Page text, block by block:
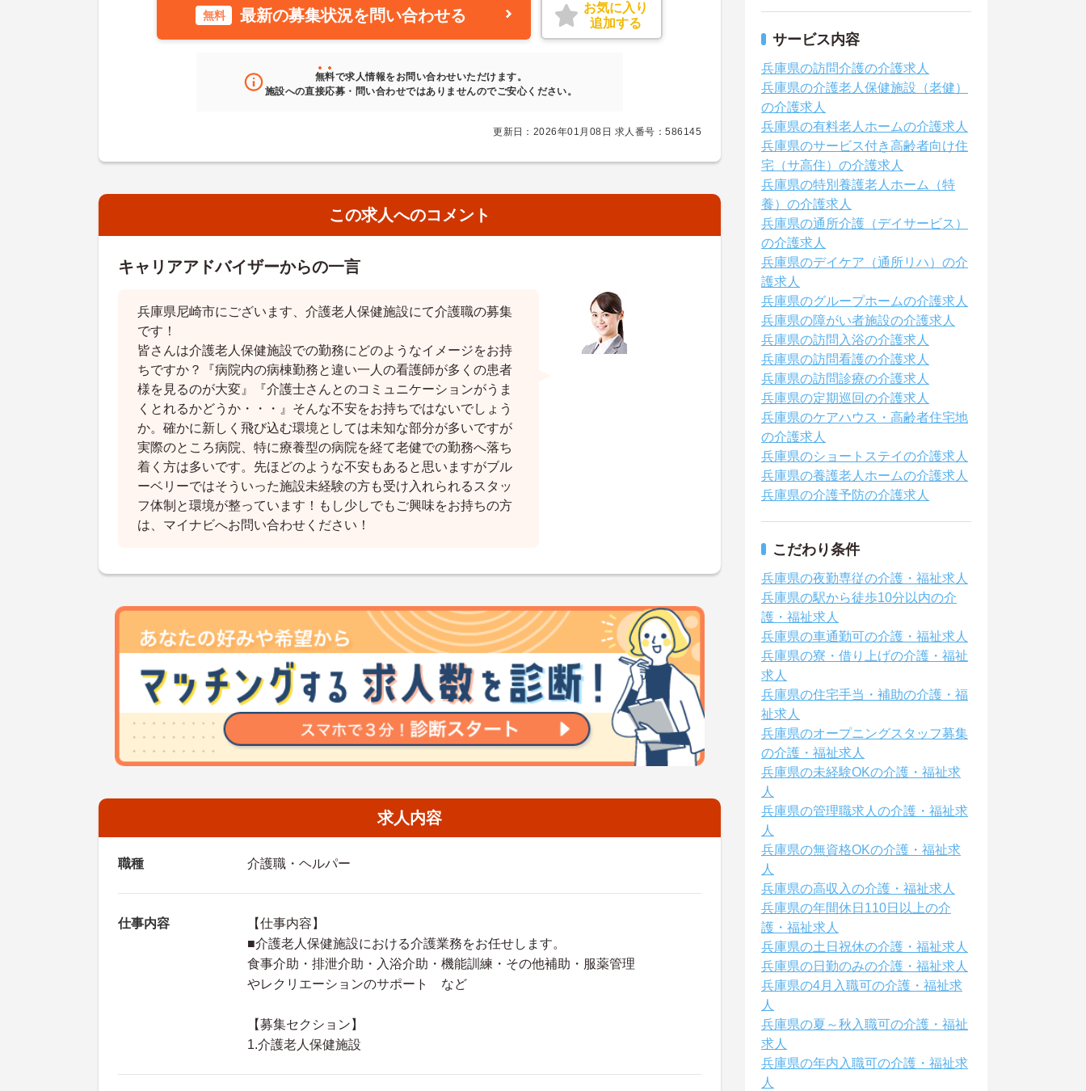
無料 最新の募集状況を問い合わせる
お気に入り
追加する
無料で求人情報をお問い合わせいただけます。
施設への直接応募・問い合わせではありませんのでご安心ください。
更新日：2026年01月08日 求人番号：586145
この求人へのコメント
キャリアアドバイザーからの一言
兵庫県尼崎市にございます、介護老人保健施設にて介護職の募集
です！
皆さんは介護老人保健施設での勤務にどのようなイメージをお持
ちですか？『病院内の病棟勤務と違い一人の看護師が多くの患者
様を見るのが大変』『介護士さんとのコミュニケーションがうま
くとれるかどうか・・・』そんな不安をお持ちではないでしょう
か。確かに新しく飛び込む環境としては未知な部分が多いですが
実際のところ病院、特に療養型の病院を経て老健での勤務へ落ち
着く方は多いです。先ほどのような不安もあると思いますがブル
ーベリーではそういった施設未経験の方も受け入れられるスタッ
フ体制と環境が整っています！もし少しでもご興味をお持ちの方
は、マイナビへお問い合わせください！
求人内容
職種 介護職・ヘルパー
仕事内容
【仕事内容】
■介護老人保健施設における介護業務をお任せします。
食事介助・排泄介助・入浴介助・機能訓練・その他補助・服薬管理
やレクリエーションのサポート など
【募集セクション】
1.介護老人保健施設
サービス内容
兵庫県の訪問介護の介護求人
兵庫県の介護老人保健施設（老健）
の介護求人
兵庫県の有料老人ホームの介護求人
兵庫県のサービス付き高齢者向け住
宅（サ高住）の介護求人
兵庫県の特別養護老人ホーム（特
養）の介護求人
兵庫県の通所介護（デイサービス）
の介護求人
兵庫県のデイケア（通所リハ）の介
護求人
兵庫県のグループホームの介護求人
兵庫県の障がい者施設の介護求人
兵庫県の訪問入浴の介護求人
兵庫県の訪問看護の介護求人
兵庫県の訪問診療の介護求人
兵庫県の定期巡回の介護求人
兵庫県のケアハウス・高齢者住宅地
の介護求人
兵庫県のショートステイの介護求人
兵庫県の養護老人ホームの介護求人
兵庫県の介護予防の介護求人
こだわり条件
兵庫県の夜勤専従の介護・福祉求人
兵庫県の駅から徒歩10分以内の介
護・福祉求人
兵庫県の車通勤可の介護・福祉求人
兵庫県の寮・借り上げの介護・福祉
求人
兵庫県の住宅手当・補助の介護・福
祉求人
兵庫県のオープニングスタッフ募集
の介護・福祉求人
兵庫県の未経験OKの介護・福祉求
人
兵庫県の管理職求人の介護・福祉求
人
兵庫県の無資格OKの介護・福祉求
人
兵庫県の高収入の介護・福祉求人
兵庫県の年間休日110日以上の介
護・福祉求人
兵庫県の土日祝休の介護・福祉求人
兵庫県の日勤のみの介護・福祉求人
兵庫県の4月入職可の介護・福祉求
人
兵庫県の夏～秋入職可の介護・福祉
求人
兵庫県の年内入職可の介護・福祉求
人